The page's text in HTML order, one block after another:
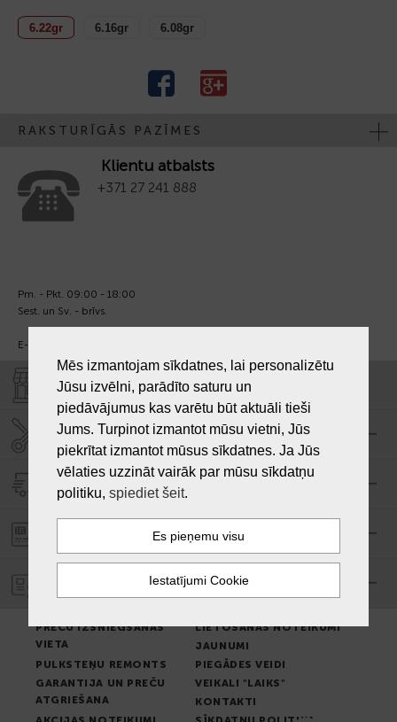
6.22gr 6.16gr 6.08gr
RAKSTURĪGĀS PAZĪMES
Klientu atbalsts
+371 27 241 888
Pm. - Pkt. 09:00 - 18:00
Sest. un Sv. - brīvs.
E-pasts:
VEIKALI "LAIKS"
SERVISA CENTRS "LAIKS"
PIEGĀDE
PASŪTĪJUMA APMAKSA
GARANTIJA
PREČU IZSNIEGŠANAS
VIETA
LIETOŠANAS NOTEIKUMI
JAUNUMI
PULKSTEŅU REMONTS
PIEGĀDES VEIDI
GARANTIJA UN PREČU
ATGRIEŠANA
VEIKALI "LAIKS"
KONTAKTI
Mēs izmantojam sīkdatnes, lai personalizētu
Jūsu izvēlni, parādīto saturu un
piedāvājumus kas varētu būt aktuāli tieši
Jums. Turpinot izmantot mūsu vietni, Jūs
piekrītat izmantot mūsus sīkdatnes. Ja Jūs
vēlaties uzzināt vairāk par mūsu sīkdatņu
politiku, spiediet šeit.